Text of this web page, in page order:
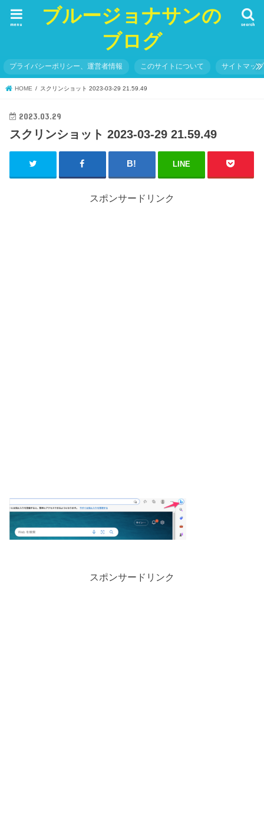
ブルージョナサンの
ブログ
search
menu
プライバシーポリシー、運営者情報 このサイトについて サイトマップ
HOME スクリンショット 2023-03-29 21.59.49
2023.03.29
スクリンショット 2023-03-29 21.59.49
LINE
スポンサードリンク
スポンサードリンク